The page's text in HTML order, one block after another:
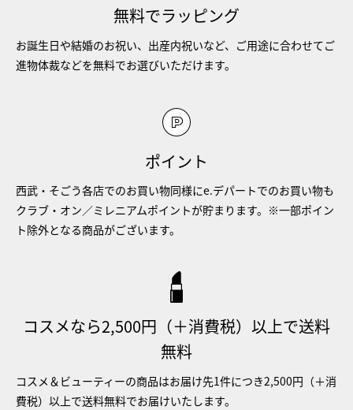
無料でラッピング
お誕生日や結婚のお祝い、出産内祝いなど、ご用途に合わせてご
進物体裁などを無料でお選びいただけます。
ポイント
西武・そごう各店でのお買い物同様にe.デパートでのお買い物も
クラブ・オン／ミレニアムポイントが貯まります。※一部ポイン
ト除外となる商品がございます。
コスメなら2,500円（＋消費税）以上で送料
無料
コスメ＆ビューティーの商品はお届け先1件につき2,500円（＋消
費税）以上で送料無料でお届けいたします。